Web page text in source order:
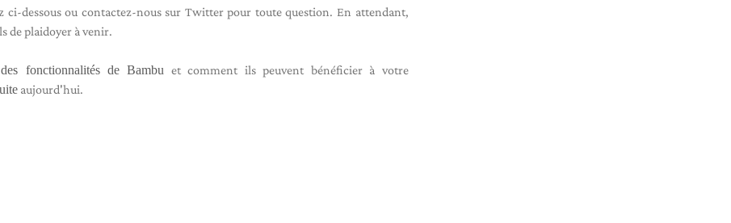
ci-dessous ou contactez-nous sur Twitter pour toute question. En attendant,
de plaidoyer à venir.
fonctionnalités de Bambu et comment ils peuvent bénéficier à votre
aujourd'hui.